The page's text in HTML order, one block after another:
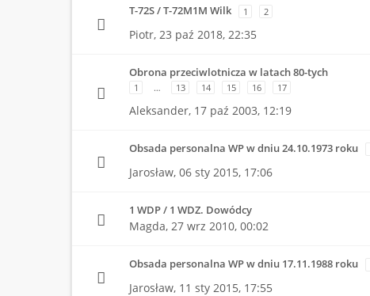
T-72S / T-72M1M Wilk 1 2
Piotr, 23 paź 2018, 22:35
Obrona przeciwlotnicza w latach 80-tych
1 … 13 14 15 16 17
Aleksander, 17 paź 2003, 12:19
Obsada personalna WP w dniu 24.10.1973 roku
Jarosław, 06 sty 2015, 17:06
1 WDP / 1 WDZ. Dowódcy
Magda, 27 wrz 2010, 00:02
Obsada personalna WP w dniu 17.11.1988 roku
Jarosław, 11 sty 2015, 17:55